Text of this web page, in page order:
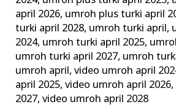
april 2026, umroh plus turki april
turki april 2028, umroh turki april,
2024, umroh turki april 2025,
umroh turki april 2027, umroh
umroh april,video umroh april
april 2025,video umroh april 2026,
2027,video umroh april 2028